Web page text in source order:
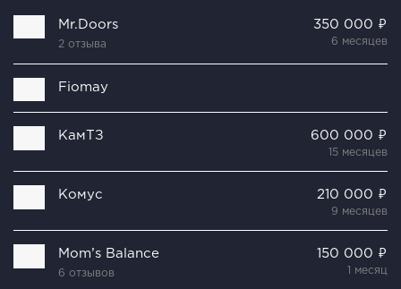
Mr.Doors
2 отзыва
350 000 ₽
6 месяцев
Fiomay
КамТЗ 600 000 ₽
15 месяцев
Комус 210 000 ₽
9 месяцев
Mom’s Balance
6 отзывов
150 000 ₽
1 месяц